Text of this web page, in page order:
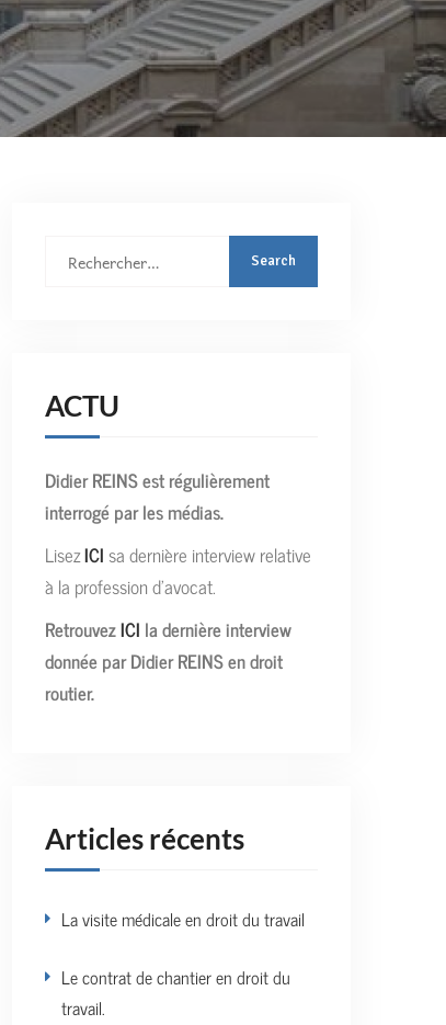
Rechercher
ACTU
Didier REINS est régulièrement
interrogé par les médias.
LisezICI sa dernière interview relative
à la profession d’avocat.
RetrouvezICI la dernière interview
donnée par Didier REINS en droit
routier.
Articles récents
La visite médicale en droit du travail
Le contrat de chantier en droit du
travail.